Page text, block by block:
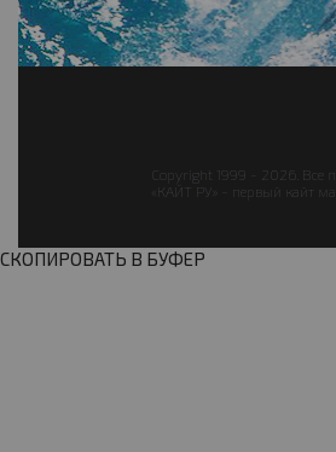
Copyright 1999 - 2026. Все
«КАЙТ РУ» - первый кайт
СКОПИРОВАТЬ В БУФЕР